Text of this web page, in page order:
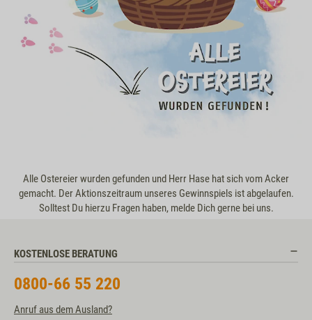
Alle Ostereier wurden gefunden und Herr Hase hat sich vom Acker
gemacht. Der Aktionszeitraum unseres Gewinnspiels ist abgelaufen.
Solltest Du hierzu Fragen haben, melde Dich gerne bei uns.
KOSTENLOSE BERATUNG
0800-66 55 220
Anruf aus dem Ausland?